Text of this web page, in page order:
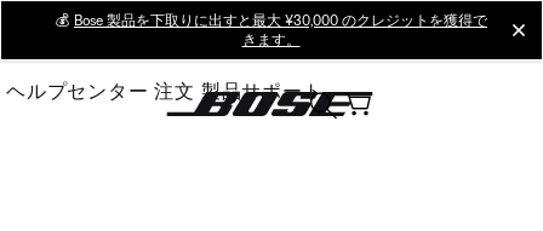
Main
💰 Bose 製品を下取りに出すと最大 ¥30,000 のクレジットを獲得で
きます。
ヘルプセンター 注文 製品サポート